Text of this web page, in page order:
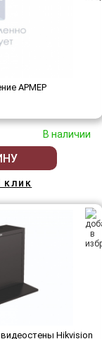
АРМЕР
В наличии
клик
Hikvision